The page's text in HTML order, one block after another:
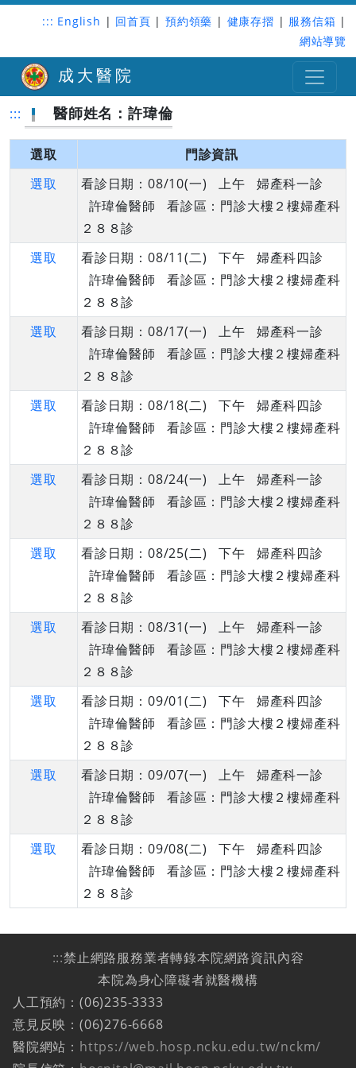
::: English | 回首頁 | 預約領藥 | 健康存摺 | 服務信箱 |
網站導覽
成大醫院
::: 醫師姓名：許瑋倫
選取
門診資訊
選取
看診日期：08/10(一) 上午 婦產科一診
許瑋倫醫師 看診區：門診大樓２樓婦產科
２８８診
選取
看診日期：08/11(二) 下午 婦產科四診
許瑋倫醫師 看診區：門診大樓２樓婦產科
２８８診
選取
看診日期：08/17(一) 上午 婦產科一診
許瑋倫醫師 看診區：門診大樓２樓婦產科
２８８診
選取
看診日期：08/18(二) 下午 婦產科四診
許瑋倫醫師 看診區：門診大樓２樓婦產科
２８８診
選取
看診日期：08/24(一) 上午 婦產科一診
許瑋倫醫師 看診區：門診大樓２樓婦產科
２８８診
選取
看診日期：08/25(二) 下午 婦產科四診
許瑋倫醫師 看診區：門診大樓２樓婦產科
２８８診
選取
看診日期：08/31(一) 上午 婦產科一診
許瑋倫醫師 看診區：門診大樓２樓婦產科
２８８診
選取
看診日期：09/01(二) 下午 婦產科四診
許瑋倫醫師 看診區：門診大樓２樓婦產科
２８８診
選取
看診日期：09/07(一) 上午 婦產科一診
許瑋倫醫師 看診區：門診大樓２樓婦產科
２８８診
選取
看診日期：09/08(二) 下午 婦產科四診
許瑋倫醫師 看診區：門診大樓２樓婦產科
２８８診
:::禁止網路服務業者轉錄本院網路資訊內容
本院為身心障礙者就醫機構
人工預約：(06)235-3333
意見反映：(06)276-6668
醫院網站： https://web.hosp.ncku.edu.tw/nckm/